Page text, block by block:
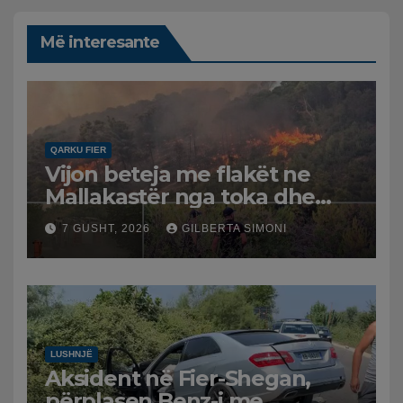
Më interesante
QARKU FIER
Vijon beteja me flakët ne
Mallakastër nga toka dhe
nga ajri me dy helikopterë.
7 GUSHT, 2026 GILBERTA SIMONI
LUSHNJË
Aksident në Fier-Shegan,